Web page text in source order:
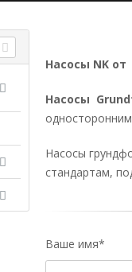
Насосы NK
Насосы
Насосы
стандартам,
Ваше имя*